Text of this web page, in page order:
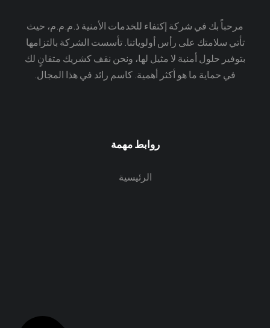
مرحباً بك في شركة إكتفاء للخدمات الأمنية ذ.م.م.م، حيث
تأتي سلامتك على رأس أولوياتنا. تأسست الشركة بالتزامها
بتوفير حلول أمنية لا مثيل لها، ونحن نقف كشريك متفانٍ لك
في حماية ما هو أكثر أهمية. كاسم رائد في هذا المجال.
روابط مهمة
الرئيسية